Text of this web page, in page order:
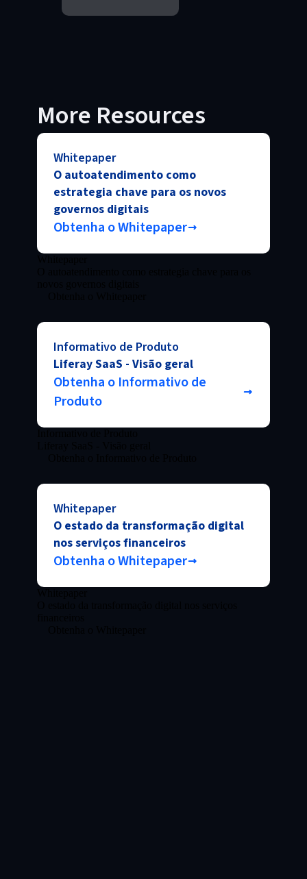
More Resources
Whitepaper
O autoatendimento como
estrategia chave para os novos
governos digitais
Obtenha o Whitepaper
Informativo de Produto
Liferay SaaS - Visão geral
Obtenha o Informativo de
Produto
Whitepaper
O estado da transformação digital
nos serviços financeiros
Obtenha o Whitepaper